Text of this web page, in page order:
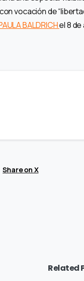
vocación de
BALDRICHel 8
Share on X
Related